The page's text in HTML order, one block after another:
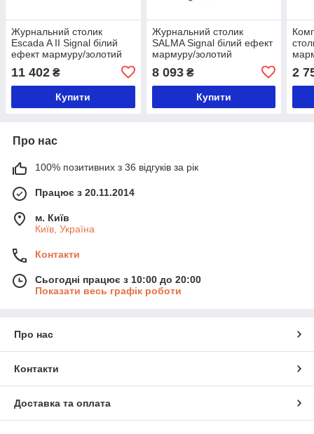
Журнальний столик
Escada A II Signal білий
ефект мармуру/золотий
11 402 ₴
Купити
Журнальний столик
SALMA Signal білий ефект
мармуру/золотий
8 093₴
Купити
2
Про нас
100% позитивних з 36 відгуків за рік
Працює з 20.11.2014
м. Київ
Київ, Україна
Контакти
Сьогодні працює з 10:00 до 20:00
Показати весь графік роботи
Про нас
Контакти
Доставка та оплата